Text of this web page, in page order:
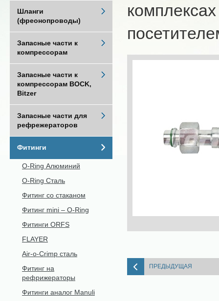
ПРЕДЫДУЩАЯ
Шланги
(фреонопроводы)
Запасные части к
компрессорам
Запасные части к
компрессорам BOCK,
Bitzer
Запасные части для
рефрежераторов
Фитинги
O-Ring Алюминий
O-Ring Сталь
Фитинг со стаканом
Фитинг mini – O-Ring
Фитинги ORFS
FLAYER
Air-o-Crimp сталь
Фитинг на
рефрижераторы
Фитинги аналог Manuli